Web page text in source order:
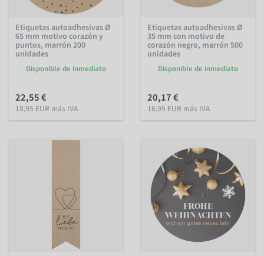
Etiquetas autoadhesivas Ø
65 mm motivo corazón y
puntos, marrón 200
unidades
Disponible de inmediato
22,55 €
18,95 EUR más IVA
Etiquetas autoadhesivas Ø
35 mm con motivo de
corazón negro, marrón 500
unidades
Disponible de inmediato
20,17 €
16,95 EUR más IVA